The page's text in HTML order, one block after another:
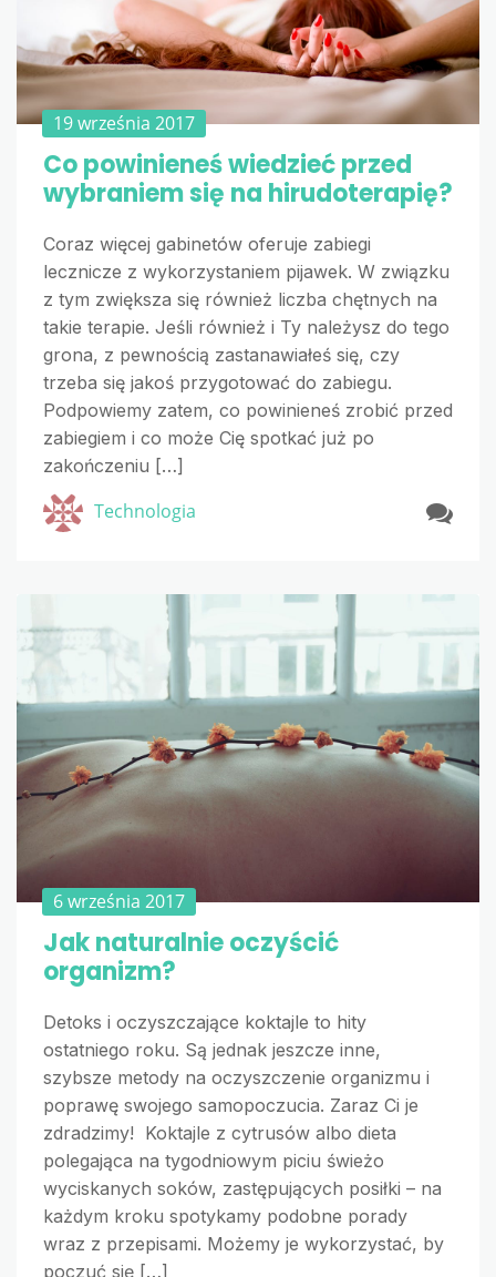
19 września 2017
Co powinieneś wiedzieć przed
wybraniem się na hirudoterapię?
Coraz więcej gabinetów oferuje zabiegi
lecznicze z wykorzystaniem pijawek. W związku
z tym zwiększa się również liczba chętnych na
takie terapie. Jeśli również i Ty należysz do tego
grona, z pewnością zastanawiałeś się, czy
trzeba się jakoś przygotować do zabiegu.
Podpowiemy zatem, co powinieneś zrobić przed
zabiegiem i co może Cię spotkać już po
zakończeniu […]
Technologia
6 września 2017
Jak naturalnie oczyścić
organizm?
Detoks i oczyszczające koktajle to hity
ostatniego roku. Są jednak jeszcze inne,
szybsze metody na oczyszczenie organizmu i
poprawę swojego samopoczucia. Zaraz Ci je
zdradzimy! Koktajle z cytrusów albo dieta
polegająca na tygodniowym piciu świeżo
wyciskanych soków, zastępujących posiłki – na
każdym kroku spotykamy podobne porady
wraz z przepisami. Możemy je wykorzystać, by
poczuć się […]